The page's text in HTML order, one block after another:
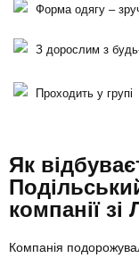
Форма одягу –
З дорослим з будь-
Проходить у групі
Як
компанії зі
Компанія